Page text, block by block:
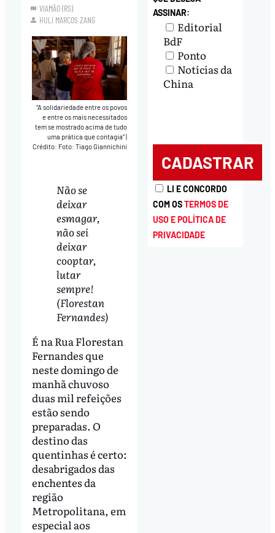
VIAMÃO (RS)
HULI MARCOS ZANG
“A solidariedade entre os povos
e entre os mais necessitados
tem se mostrado acima de tudo
uma prática que contagia”|
Crédito: Foto: Tiago Giannichini
Não se
deixar
esmagar,
não sei
deixar
cooptar,
lutar
sempre!
(Florestan
Fernandes)
É na Rua Florestan
Fernandes que
neste domingo de
manhã chuvoso
duas mil refeições
estão sendo
preparadas. O
destino das
quentinhas é certo:
desabrigados das
enchentes da
região
Metropolitana, em
especial aos
ASSINAR:
Editorial
BdF
Ponto
Notícias da
China
LI E CONCORDO
COM OSTERMOS DE
USO E POLÍTICA DE
PRIVACIDADE